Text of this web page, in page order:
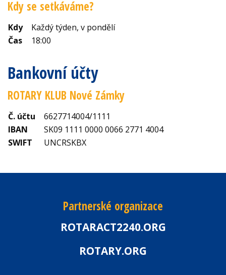
Kdy se setkáváme?
Kdy
Každý týden, v pondělí
Čas
18:00
Bankovní účty
ROTARY KLUB Nové Zámky
Č. účtu
6627714004/1111
IBAN
SK09 1111 0000 0066 2771 4004
SWIFT
UNCRSKBX
Partnerské organizace
ROTARACT2240.ORG
ROTARY.ORG